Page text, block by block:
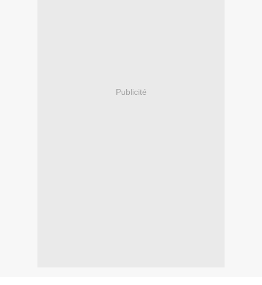
Publicité